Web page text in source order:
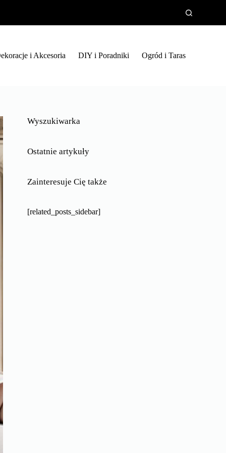
i Akcesoria DIY i Poradniki Ogród i Taras
Wyszukiwarka
Ostatnie artykuły
Zainteresuje Cię także
[related_posts_sidebar]